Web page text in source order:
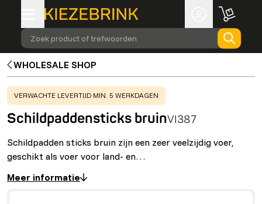
Zoek product of trefwoorden
WHOLESALE SHOP
WARNING:
VERWACHTE LEVERTIJD MIN. 5 WERKDAGEN
Schildpaddensticks bruinVI387
Schildpadden sticks bruin zijn een zeer veelzijdig voer,
geschikt als voer voor land- en…
Meer informatie